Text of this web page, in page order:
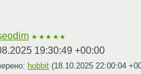
★★★★★
19:30:49 +00:00
hobbit (18.10.2025 22:00:04